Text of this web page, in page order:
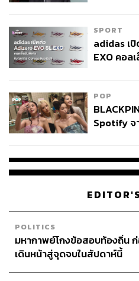
SPORT
adidas เ
EXO คอล
POP
Spotify จ
POLITICS
มหากาพย์โกงข้อสอบท้องถิ่น
เดินหน้าสู่จุดจบในสัปดาห์นี้